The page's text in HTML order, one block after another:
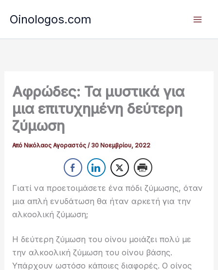
στοOinologos.com
Αφρώδες: Τα μυστικά για
μια επιτυχημένη δεύτερη
ζύμωση
Από Νικόλαος Αγοραστός/ 30 Νοεμβρίου, 2022
Γιατί να προετοιμάσετε ένα πόδι ζύμωσης, όταν
μια απλή ενυδάτωση θα ήταν αρκετή για την
αλκοολική ζύμωση;
Η δεύτερη ζύμωση του οίνου μοιάζει πολύ με
την αλκοολική ζύμωση του οίνου βάσης.
Υπάρχουν ωστόσο κάποιες διαφορές. Ο οίνος